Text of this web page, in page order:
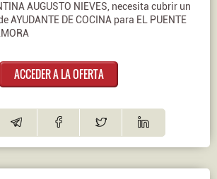
AUGUSTO NIEVES, necesita cubrir un
AYUDANTE DE COCINA para EL PUENTE
ACCEDER A LA OFERTA